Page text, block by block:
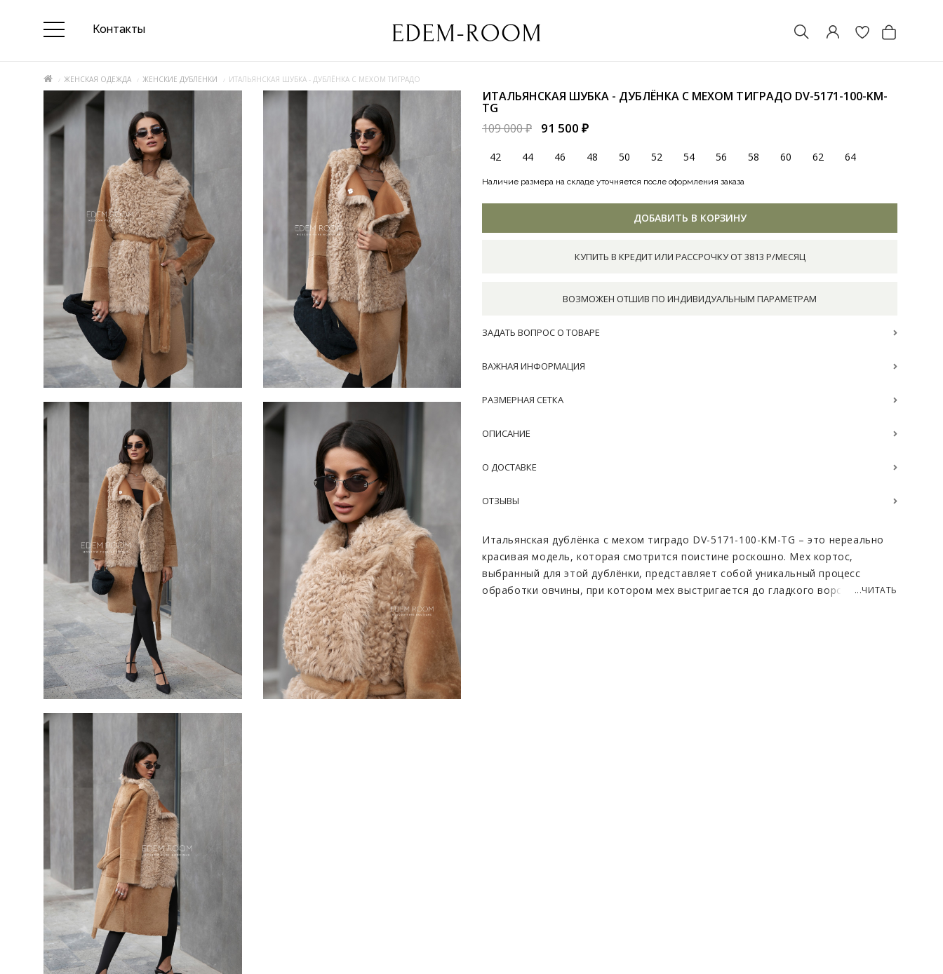
Контакты
ЖЕНСКАЯ ОДЕЖДА ЖЕНСКИЕ ДУБЛЕНКИ ИТАЛЬЯНСКАЯ ШУБКА - ДУБЛЁНКА С МЕХОМ ТИГРАДО
ИТАЛЬЯНСКАЯ ШУБКА - ДУБЛЁНКА С МЕХОМ ТИГРАДО DV-5171-100-KM-
TG
109 000 ₽
91 500 ₽
42 44 46 48 50 52 54 56 58 60 62 64
Наличие размера на складе уточняется после оформления заказа
ДОБАВИТЬ В КОРЗИНУ
КУПИТЬ В КРЕДИТ ИЛИ РАССРОЧКУ ОТ 3813 Р/МЕСЯЦ
ВОЗМОЖЕН ОТШИВ ПО ИНДИВИДУАЛЬНЫМ ПАРАМЕТРАМ
ЗАДАТЬ ВОПРОС О ТОВАРЕ
ВАЖНАЯ ИНФОРМАЦИЯ
РАЗМЕРНАЯ СЕТКА
ОПИСАНИЕ
О ДОСТАВКЕ
ОТЗЫВЫ
Итальянская дублёнка с мехом тиградо DV-5171-100-KM-TG – это нереально
красивая модель, которая смотрится поистине роскошно. Мех кортос,
выбранный для этой дублёнки, представляет собой уникальный процесс
обработки овчины, при котором мех выстригается до гладкого ворса,
...ЧИТАТЬ